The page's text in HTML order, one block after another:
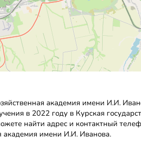
академия имени И.И.
в 2022 году в Курская
найти адрес и контактный
академия имени И.И. Иванова.